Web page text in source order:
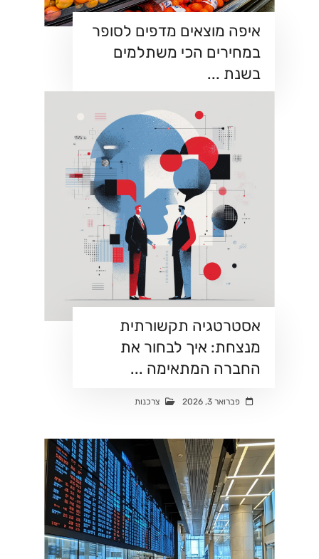
איפה מוצאים מדפים לסופר
במחירים הכי משתלמים
בשנת ...
אסטרטגיה תקשורתית
מנצחת: איך לבחור את
החברה המתאימה ...
פברואר 3, 2026 צרכנות